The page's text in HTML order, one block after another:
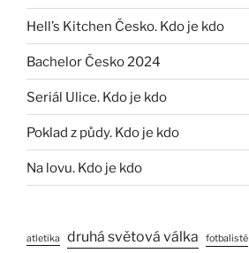
Hell’s Kitchen Česko. Kdo je kdo
Bachelor Česko 2024
Seriál Ulice. Kdo je kdo
Poklad z půdy. Kdo je kdo
Na lovu. Kdo je kdo
atletika druhá světová válka fotbalisté